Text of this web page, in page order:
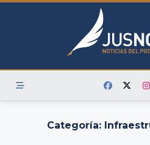
Skip
Categoría: